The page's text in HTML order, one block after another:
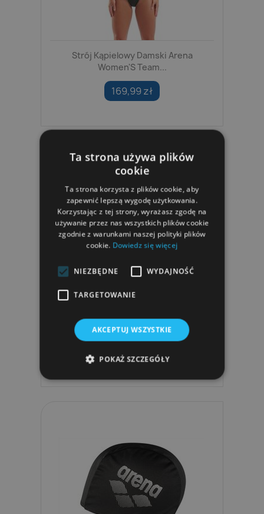
Strój Kąpielowy Damski Arena
Women'S Team...
169,99 zł
Okulary Pływackie Arena AIR-BOLD
SWIPE MIRROR
152,99 zł
Ta strona używa plików
cookie
Ta strona korzysta z plików cookie, aby
zapewnić lepszą wygodę użytkowania.
Korzystając z tej strony, wyrażasz zgodę na
używanie przez nas wszystkich plików cookie
zgodnie z warunkami naszej polityki plików
cookie. Dowiedz się więcej
NIEZBĘDNE WYDAJNOŚĆ
TARGETOWANIE
AKCEPTUJ WSZYSTKIE
POKAŻ SZCZEGÓŁY